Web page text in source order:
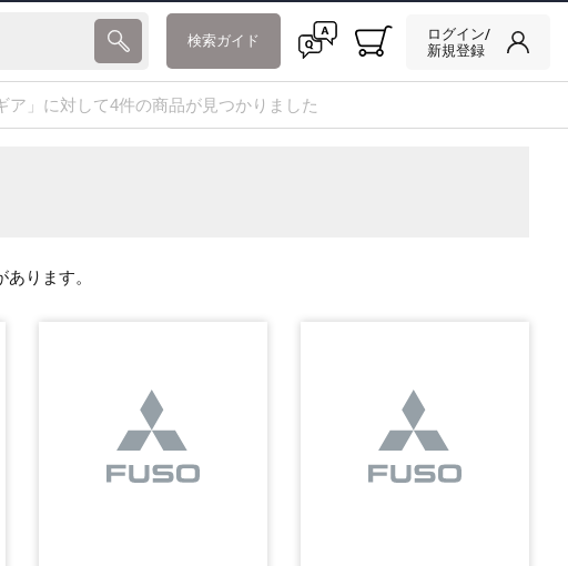
検索ガイド
ログイン/
新規登録
ア」に対して4件の商品が見つかりました
ります。